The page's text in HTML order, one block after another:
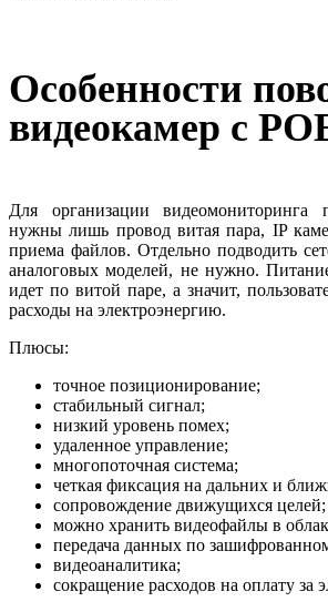
Особенности
видеокамер с
Для организации видеомониторинга
нужны лишь провод витая пара, IP
приема файлов. Отдельно подводить
аналоговых моделей, не нужно.
идет по витой паре, а значит,
расходы на электроэнергию.
Плюсы:
точное позиционирование;
стабильный сигнал;
низкий уровень помех;
удаленное управление;
многопоточная система;
четкая фиксация на дальних и
сопровождение движущихся целей;
можно хранить видеофайлы в
передача данных по
видеоаналитика;
сокращение расходов на оплату за